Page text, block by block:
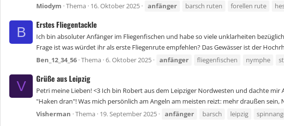
Miodym Thema 16. Oktober 2025 anfänger barsch ruten forellen rute
B
Erstes Fliegentackle
Ich bin absoluter Anfänger im Fliegenfischen und habe so viele unklarheiten
Frage ist was würdet ihr als erste Fliegenrute empfehlen? Das Gewässer ist der
Ben_12_34_56 Thema 6. Oktober 2025 anfänger fliegenfischen nymphe
V
Grüße aus Leipzig
Petri meine Lieben! <3 Ich bin Robert aus dem Leipziger Nordwesten und dachte
"Haken dran"! Was mich persönlich am Angeln am meisten reizt: mehr draußen sein,
Visherman Thema 19. September 2025 anfänger barsch leipzig